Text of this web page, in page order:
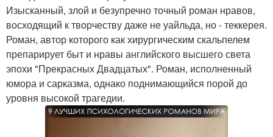
Изысканный, злой и безупречно точный роман нравов,
восходящий к творчеству даже не уайльда, но - теккерея.
Роман, автор которого как хирургическим скальпелем
препарирует быт и нравы английского высшего света
эпохи "Прекрасных Двадцатых". Роман, исполненный
юмора и сарказма, однако поднимающийся порой до
уровня высокой трагедии.